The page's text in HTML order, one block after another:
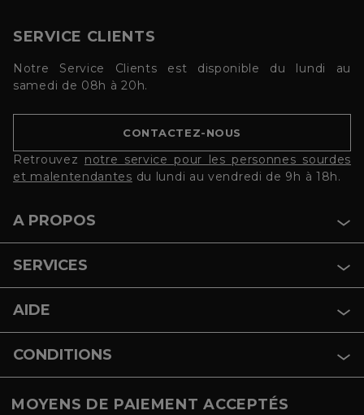
SERVICE CLIENTS
Notre Service Clients est disponible du lundi au
samedi de 08h à 20h.
CONTACTEZ-NOUS
Retrouvez notre service pour les personnes sourdes
et malentendantes du lundi au vendredi de 9h à 18h.
A PROPOS
SERVICES
AIDE
CONDITIONS
MOYENS DE PAIEMENT ACCEPTÉS